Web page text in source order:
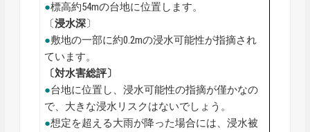
●標高約54mの台地に位置します。
〔浸水深〕
●敷地の一部に約0.2mの浸水可能性が指摘され
ています。
〔対水害総評〕
●台地に位置し、浸水可能性の指摘が僅かなの
で、大きな浸水リスクはないでしょう。
●想定を超える大雨が降った場合には、浸水被